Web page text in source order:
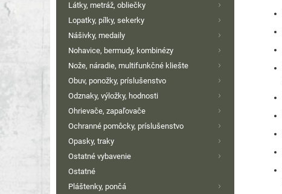
Látky, metráž, obliečky
Lopatky, pílky, sekerky
Nášivky, medaily
Nohavice, bermudy, kombinézy
Nože, náradie, multifunkčné kliešte
Obuv, ponožky, príslušenstvo
Odznaky, výložky, hodnosti
Ohrievače, zapaľovače
Ochranné pomôcky, príslušenstvo
Opasky, traky
Ostatné vybavenie
Ostatné
Pláštenky, pončá